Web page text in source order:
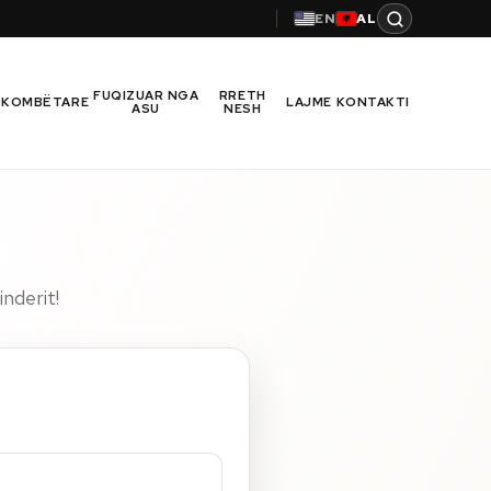
EN AL
FUQIZUAR NGA
ASU
RRETH
NESH LAJME KONTAKTI